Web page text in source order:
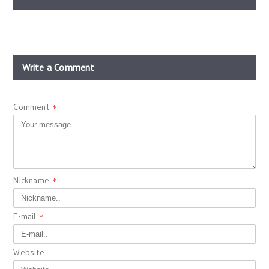
Write a Comment
Comment *
Nickname *
E-mail *
Website